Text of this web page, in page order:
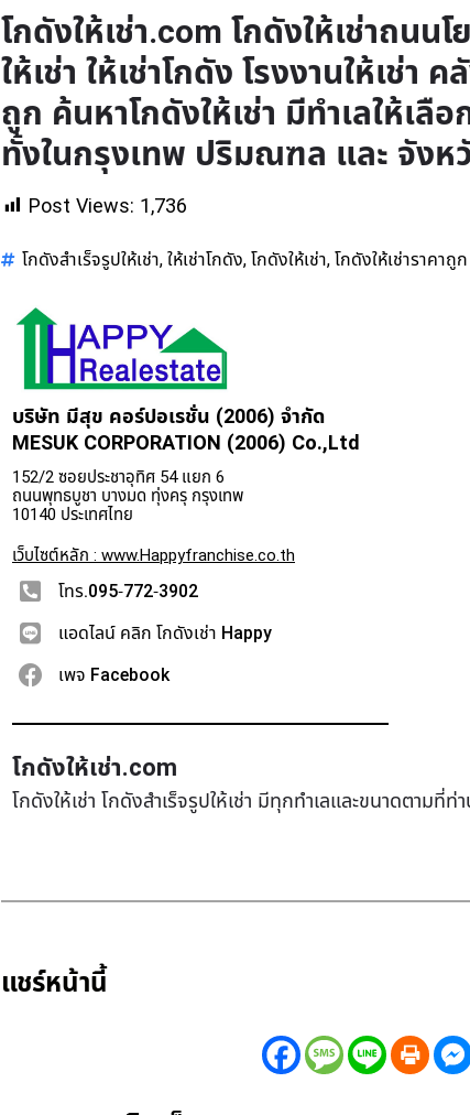
โกดังให้เช่า.com โกดังให้เช่าถนน
ให้เช่า ให้เช่าโกดัง โรงงานให้เช่า
ถูก ค้นหาโกดังให้เช่า มีทำเลให้เลื
ทั้งในกรุงเทพ ปริมณฑล และ จัง
Post Views: 1,736
โกดังสำเร็จรูปให้เช่า, ให้เช่าโกดัง, โกดังให้เช่า, โกดังให้เช่าราคาถูก
บริษัท มีสุข คอร์ปอเรชั่น (2006) จำกัด
MESUK CORPORATION (2006) Co.,Ltd
152/2 ซอยประชาอุทิศ 54 แยก 6
ถนนพุทธบูชา บางมด ทุ่งครุ กรุงเทพ
10140 ประเทศไทย
เว็บไซต์หลัก : www.Happyfranchise.co.th
โทร.095-772-3902
แอดไลน์ คลิก โกดังเช่า Happy
เพจ Facebook
โกดังให้เช่า.com
โกดังให้เช่า โกดังสำเร็จรูปให้เช่า มีทุกทำเล​และขนาดตามที่ท่
แชร์หน้านี้